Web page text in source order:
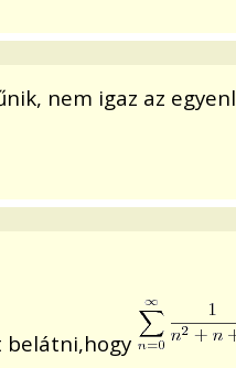
nem igaz az
belátni,hogy